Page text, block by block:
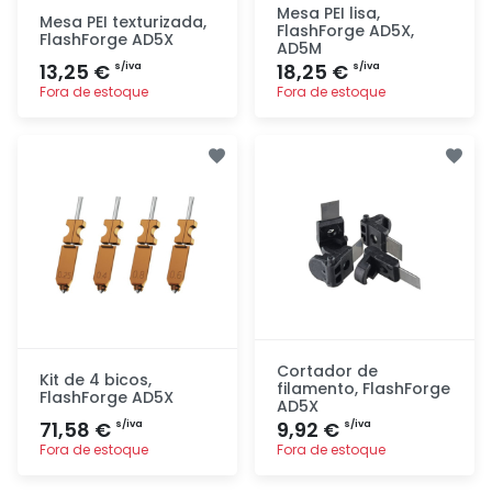
Mesa PEI texturizada,
FlashForge AD5X
13,25 € s/iva
Fora de estoque
Mesa PEI lisa,
FlashForge AD5X,
AD5M
18,25 € s/iva
Fora de estoque
Kit de 4 bicos,
FlashForge AD5X
71,58 € s/iva
Fora de estoque
Cortador de
filamento, FlashForge
AD5X
9,92 € s/iva
Fora de estoque